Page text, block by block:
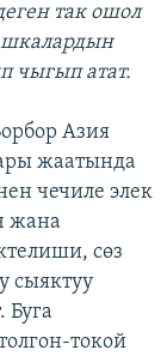
так ошол
чыгып атат.
Азия
жаатында
чечиле элек
жана
сөз
сыяктуу
Буга
токой